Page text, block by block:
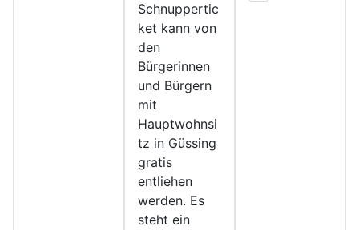
Schnuppertic
ket kann von
den
Bürgerinnen
und Bürgern
mit
Hauptwohnsi
tz in Güssing
gratis
entliehen
werden. Es
steht ein